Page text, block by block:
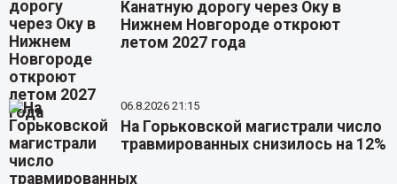
Канатную дорогу через Оку в
Нижнем Новгороде откроют
летом 2027 года
06.8.2026 21:15
На Горьковской магистрали число
травмированных снизилось на 12%